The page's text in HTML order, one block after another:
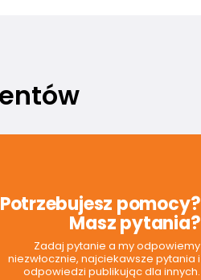
Potrzebujesz pomocy?
Masz pytania?
Zadaj pytanie a my odpowiemy
niezwłocznie, najciekawsze pytania i
odpowiedzi publikując dla innych.